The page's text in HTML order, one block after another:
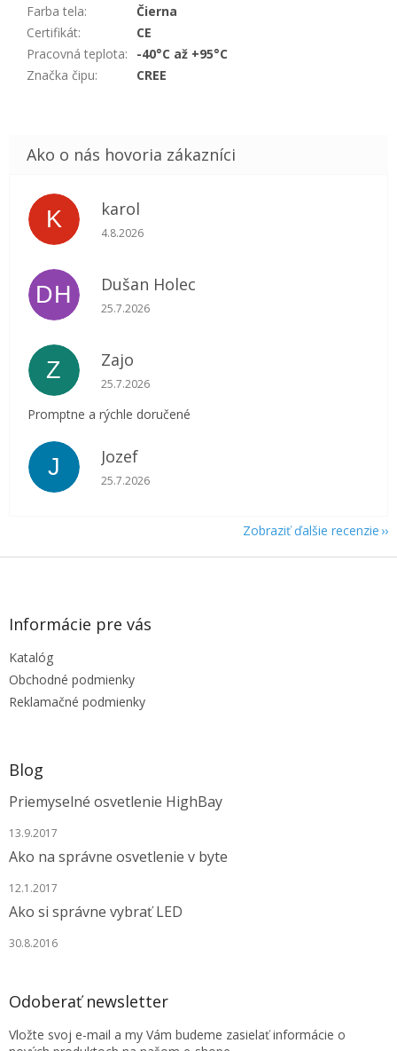
Farba tela:
Čierna
Certifikát:
CE
Pracovná teplota:
-40°C až +95°C
Značka čipu: CREE
K karol
Hodnotenie obchodu je 5 z 5 hviezdičiek.
4.8.2026
DH Dušan Holec
Hodnotenie obchodu je 5 z 5 hviezdičiek.
25.7.2026
Z Zajo
Hodnotenie obchodu je 5 z 5 hviezdičiek.
25.7.2026
Promptne a rýchle doručené
J Jozef
Hodnotenie obchodu je 5 z 5 hviezdičiek.
25.7.2026
Zobraziť ďalšie recenzie
Z
Informácie pre vás
Katalóg
Obchodné podmienky
Reklamačné podmienky
Blog
Priemyselné osvetlenie HighBay
13.9.2017
Ako na správne osvetlenie v byte
12.1.2017
Ako si správne vybrať LED
30.8.2016
Odoberať newsletter
Vložte svoj e-mail a my Vám budeme zasielať informácie o